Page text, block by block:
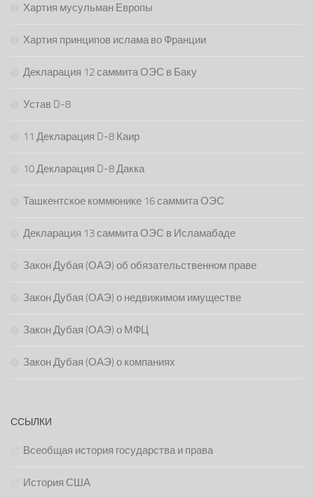
Хартия мусульман Европы
Хартия принципов ислама во Франции
Декларация 12 саммита ОЭС в Баку
Устав D-8
11 Декларация D-8 Каир
10 Декларация D-8 Дакка
Ташкентское коммюнике 16 саммита ОЭС
Декларация 13 саммита ОЭС в Исламабаде
Закон Дубая (ОАЭ) об обязательственном праве
Закон Дубая (ОАЭ) о недвижимом имуществе
Закон Дубая (ОАЭ) о МФЦ
Закон Дубая (ОАЭ) о компаниях
ССЫЛКИ
Всеобщая история государства и права
История США